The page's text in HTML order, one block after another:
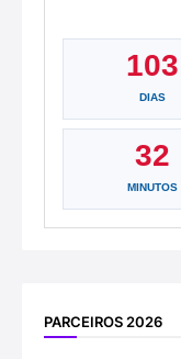
103
DIAS
32
MINUTOS
PARCEIROS 2026